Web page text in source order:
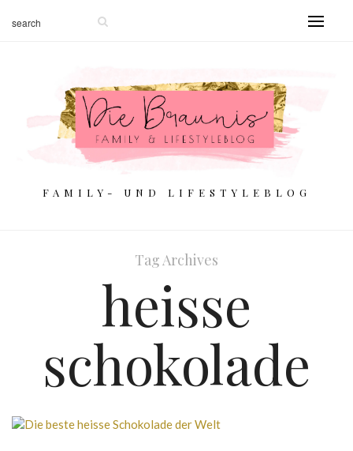
FAMILY- UND LIFESTYLEBLOG
Tag Archives
heisse
schokolade